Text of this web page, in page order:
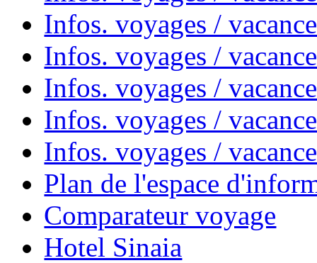
Infos. voyages /
Infos. voyages /
Infos. voyages /
Infos. voyages /
Infos. voyages /
Plan de l'espace
Comparateur voyage
Hotel Sinaia